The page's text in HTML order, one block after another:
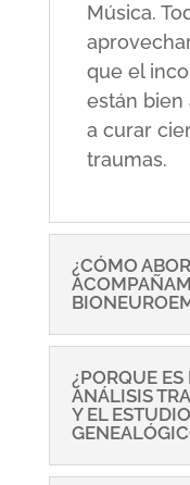
Música.
que el
están bien
a curar
traumas.
¿CÓMO
¿PORQUE
ANÁLISIS
Y EL